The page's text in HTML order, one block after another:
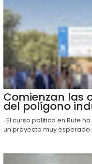
Comienzan las
del polígono
El curso político en Rute
un proyecto muy esperado